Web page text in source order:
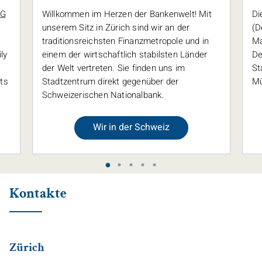
Willkommen im Herzen der Bankenwelt! Mit
unserem Sitz in Zürich sind wir an der
traditionsreichsten Finanzmetropole und in
einem der wirtschaftlich stabilsten Länder
der Welt vertreten. Sie finden uns im
Stadtzentrum direkt gegenüber der
Schweizerischen Nationalbank.
Wir in der Schweiz
Kontakte
Zürich